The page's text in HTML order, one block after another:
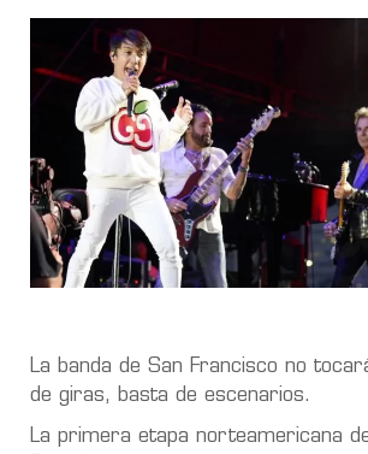
La banda de San Francisco no
de giras, basta de escenarios.
La primera etapa norteamericana